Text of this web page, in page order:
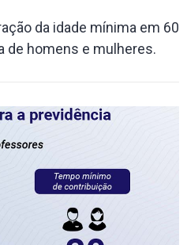
da idade mínima em 60
de homens e mulheres.